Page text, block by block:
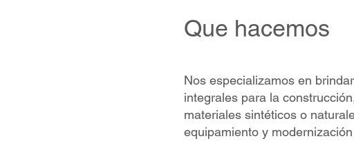
Que hacemos
Nos especializamos en
integrales para la
materiales sintéticos o
equipamiento y